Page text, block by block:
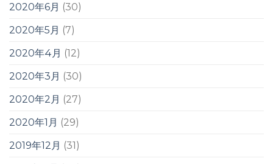
2020年6月 (30)
2020年5月 (7)
2020年4月 (12)
2020年3月 (30)
2020年2月 (27)
2020年1月 (29)
2019年12月 (31)